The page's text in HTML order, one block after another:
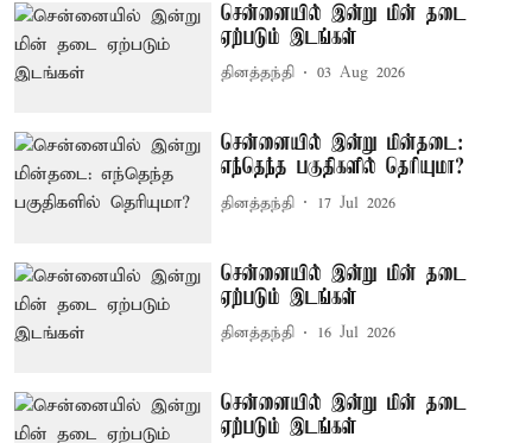
சென்னையில் இன்று மின் தடை
ஏற்படும் இடங்கள்
தினத்தந்தி 03 Aug 2026
சென்னையில் இன்று மின்தடை:
எந்தெந்த பகுதிகளில் தெரியுமா?
தினத்தந்தி 17 Jul 2026
சென்னையில் இன்று மின் தடை
ஏற்படும் இடங்கள்
தினத்தந்தி 16 Jul 2026
சென்னையில் இன்று மின் தடை
ஏற்படும் இடங்கள்